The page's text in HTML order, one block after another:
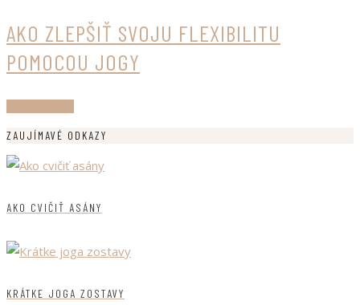
AKO ZLEPŠIŤ SVOJU FLEXIBILITU
POMOCOU JOGY
ZAUJÍMAVÉ ODKAZY
AKO CVIČIŤ ASÁNY
KRÁTKE JOGA ZOSTAVY